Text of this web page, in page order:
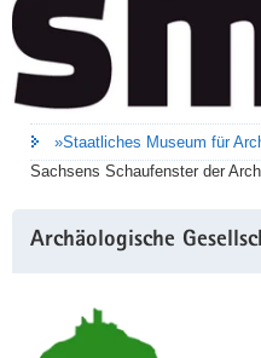
»Staatliches Museum für
Sachsens Schaufenster der
Archäologische